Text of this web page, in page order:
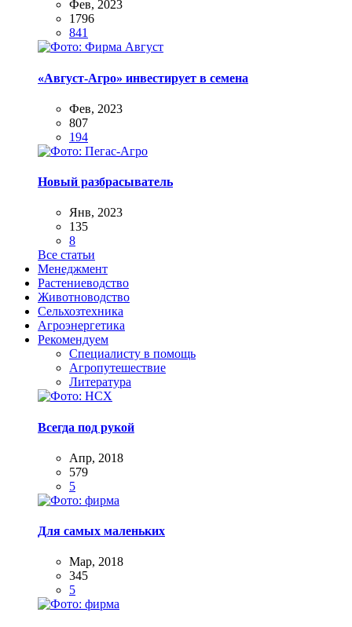
Фев, 2023
1796
841
«Август-Агро» инвестирует в семена
Фев, 2023
807
194
Новый разбрасыватель
Янв, 2023
135
8
Все статьи
Менеджмент
Растениеводство
Животноводство
Сельхозтехника
Агроэнергетика
Рекомендуем
Специалисту в помощь
Агропутешествие
Литература
Всегда под рукой
Апр, 2018
579
5
Для самых маленьких
Мар, 2018
345
5